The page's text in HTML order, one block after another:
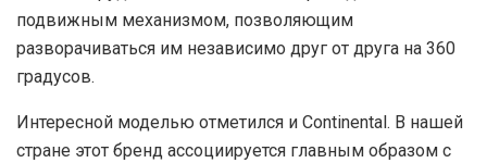
подвижным механизмом, позволяющим
разворачиваться им независимо друг от друга на 360
градусов.
И нтересной моделью отметился и Continental. В нашей
стране этот бренд ассоциируется главным образом с